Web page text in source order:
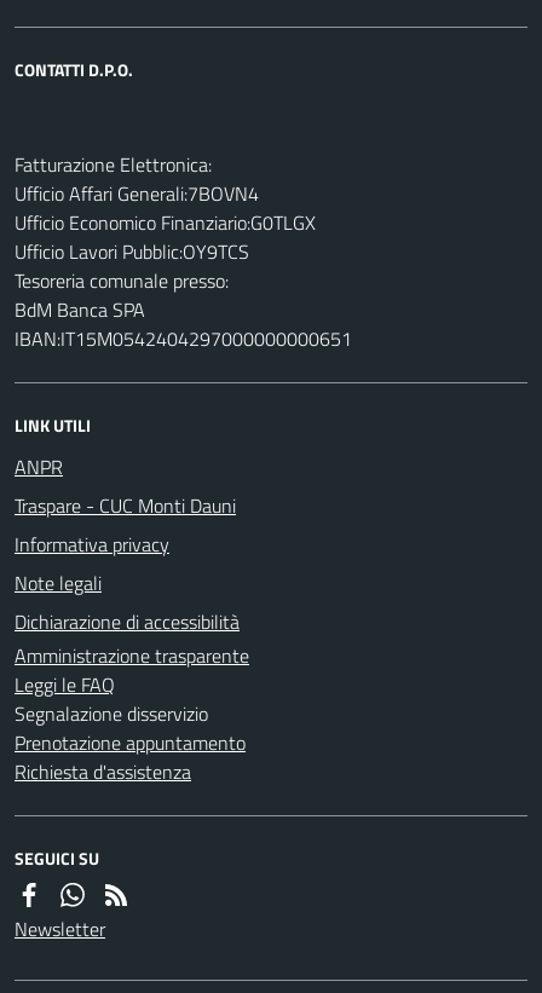
CONTATTI D.P.O.
Fatturazione Elettronica:
Ufficio Affari Generali:7BOVN4
Ufficio Economico Finanziario:G0TLGX
Ufficio Lavori Pubblic:OY9TCS
Tesoreria comunale presso:
BdM Banca SPA
IBAN:IT15M0542404297000000000651
LINK UTILI
ANPR
Traspare - CUC Monti Dauni
Informativa privacy
Note legali
Dichiarazione di accessibilità
Amministrazione trasparente
Leggi le FAQ
Segnalazione disservizio
Prenotazione appuntamento
Richiesta d'assistenza
SEGUICI SU
Newsletter